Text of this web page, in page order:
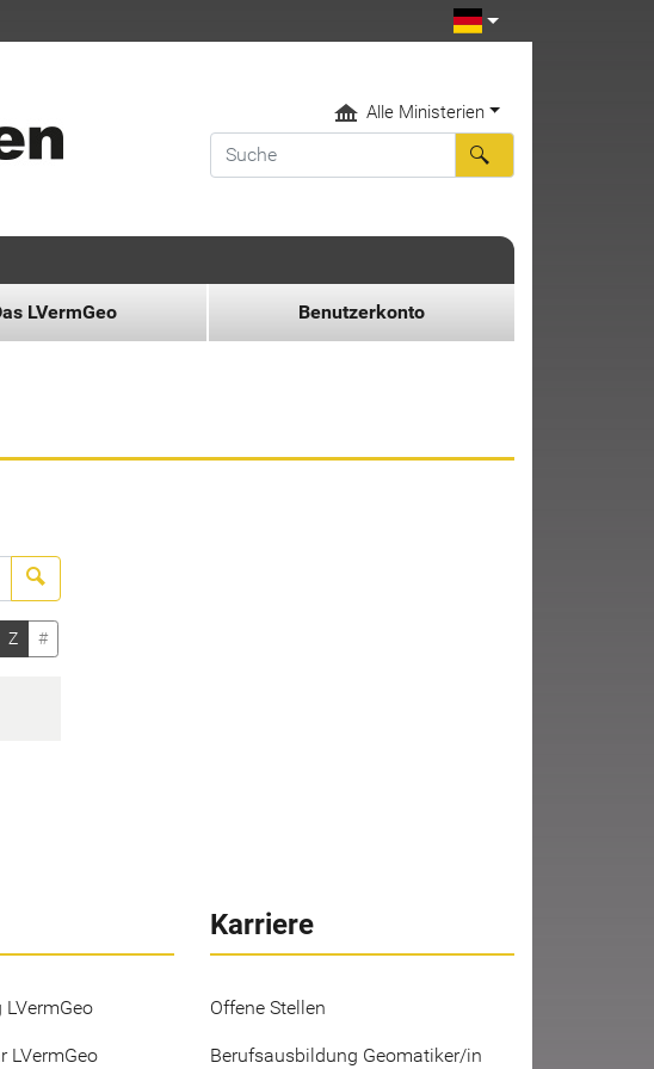
Alle Ministerien
LVermGeo Benutzerkonto
Z #
LVermGeo
Karriere
Offene Stellen
Berufsausbildung Geomatiker/in